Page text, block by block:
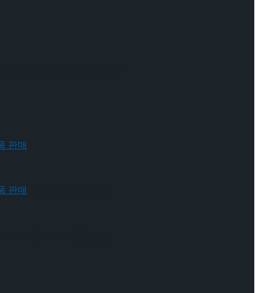
의 콜라보 제품 판매
의 콜라보 제품 판매
해답을 찾아 나가겠다.”